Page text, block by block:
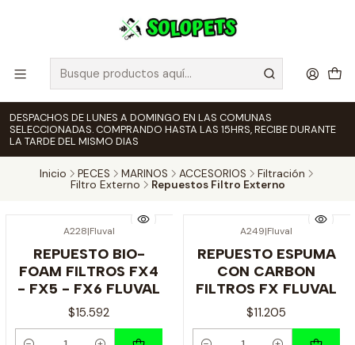
DESPACHOS DE LUNES A DOMINGO EN LAS COMUNAS
SELECCIONADAS. COMPRANDO HASTA LAS 15HRS, RECIBE DURANTE
LA TARDE DEL MISMO DIAS
Inicio PECES MARINOS ACCESORIOS
Filtración
Filtro Externo
Repuestos Filtro Externo
A228|Fluval
REPUESTO BIO-
FOAM FILTROS FX4
- FX5 - FX6 FLUVAL
$15.592
A249|Fluval
REPUESTO ESPUMA
CON CARBON
FILTROS FX FLUVAL
$11.205